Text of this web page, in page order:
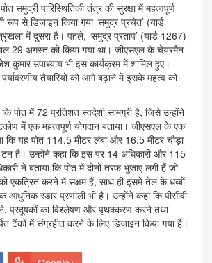
समुद्री पारिस्थितिकी तंत्र की सुरक्षा में महत्वपूर्ण
रूप से डिजाइन किया गया ‘समुद्र प्रचेत’ (यार्ड
में दूसरा है। पहले, ‘समुद्र प्रताप’ (यार्ड 1267)
29 अगस्त को किया गया था। जीएसएल के चेयरमैन
उपाध्याय भी इस कार्यक्रम में शामिल हुए।
तैयारियों को आगे बढ़ाने में इसके महत्व को
पोत में 72 प्रतिशत स्वदेशी सामग्री है, जिसे उन्होंने
में एक महत्वपूर्ण योगदान बताया। जीएसएल के एक
कि यह पोत 114.5 मीटर लंबा और 16.5 मीटर चौड़ा
है। उन्होंने कहा कि इस पर 14 अधिकारी और 115
ने बताया कि पोत में दोनों तरफ भुजाएं लगी हैं जो
एकत्रित करने में सक्षम हैं, साथ ही इसमें तेल के धब्बों
आधुनिक रडार प्रणाली भी है। उन्होंने कहा कि पीसीवी
प्रदूषकों का विश्लेषण और पृथक्करण करने तथा
टैंकों में संग्रहीत करने के लिए डिजाइन किया गया है।